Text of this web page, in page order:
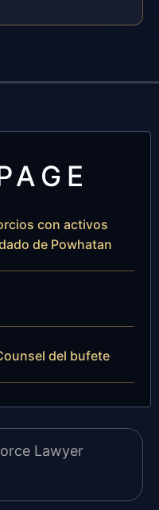
con activos
de Powhatan
del bufete